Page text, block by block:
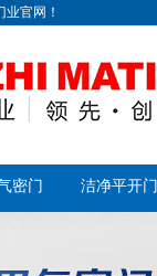
官网！
密门 洁净平开门